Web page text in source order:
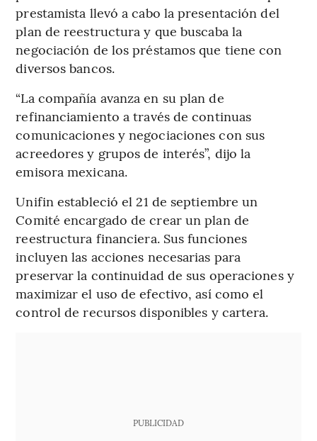
prestamista llevó a cabo la presentación del
plan de reestructura y que buscaba la
negociación de los préstamos que tiene con
diversos bancos.
“La compañía avanza en su plan de
refinanciamiento a través de continuas
comunicaciones y negociaciones con sus
acreedores y grupos de interés”, dijo la
emisora mexicana.
Unifin estableció el 21 de septiembre un
Comité encargado de crear un plan de
reestructura financiera. Sus funciones
incluyen las acciones necesarias para
preservar la continuidad de sus operaciones y
maximizar el uso de efectivo, así como el
control de recursos disponibles y cartera.
PUBLICIDAD